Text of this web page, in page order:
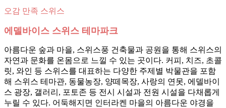
오감 만족 스위스
에델바이스 스위스 테마파크
아름다운 숲과 마을, 스위스풍 건축물과 공원을 통해 스위스의
자연과 문화를 온몸으로 느낄 수 있는 곳이다. 커피, 치즈, 초콜
릿, 와인 등 스위스를 대표하는 다양한 주제별 박물관을 포함
해 스위스 테마관, 동물농장, 양떼목장, 사랑의 연못, 에델바이
스 광장, 갤러리, 포토존 등 전시 시설과 전원 시설을 다채롭게
누릴 수 있다. 어둑해지면 인터라켄 마을의 아름다운 야경을